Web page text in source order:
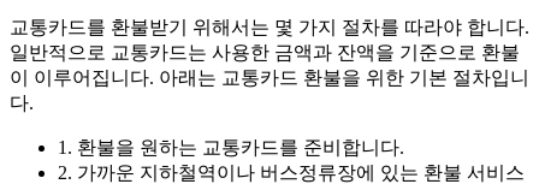
교통카드를 환불받기 위해서는 몇 가지 절차를 따라야 합니다.
일반적으로 교통카드는 사용한 금액과 잔액을 기준으로 환불
이 이루어집니다. 아래는 교통카드 환불을 위한 기본 절차입니
다.
1. 환불을 원하는 교통카드를 준비합니다.
2. 가까운 지하철역이나 버스정류장에 있는 환불 서비스